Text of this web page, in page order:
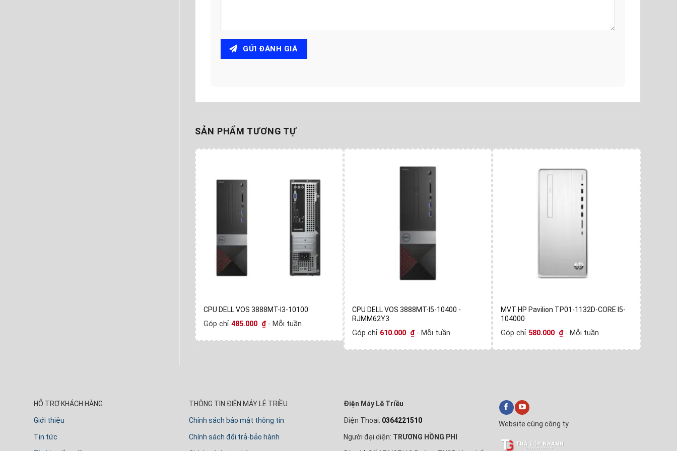
GỬI ĐÁNH GIÁ
SẢN PHẨM TƯƠNG TỰ
CPU DELL VOS 3888MT-I3-10100
Góp chỉ 485.000 ₫ - Mỗi tuần
CPU DELL VOS 3888MT-I5-10400 -
RJMM62Y3
Góp chỉ 610.000 ₫ - Mỗi tuần
MVT HP Pavilion TP01-1132D-CORE I5-
104000
Góp chỉ 580.000 ₫ - Mỗi tuần
HỖ TRỢ KHÁCH HÀNG
Giới thiệu
Tin tức
THÔNG TIN ĐIỆN MÁY LÊ TRIỀU
Chính sách bảo mật thông tin
Chính sách đổi trả-bảo hành
Điện Máy Lê Triều
Điện Thoại: 0364221510
Người đại diện: TRƯƠNG HỒNG PHI
Website cùng công ty
Trả Góp Nhanh
Xin chào! Em là